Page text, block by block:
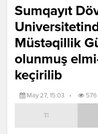
Sumqayıt
Müstəqillik
olunmuş
keçirilib
May 27, 15:03 • 576